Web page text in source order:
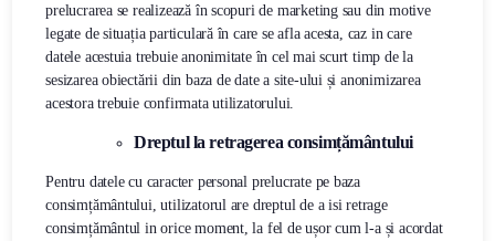
prelucrarea se realizează în scopuri de marketing sau din motive
legate de situația particulară în care se afla acesta, caz in care
datele acestuia trebuie anonimitate în cel mai scurt timp de la
sesizarea obiectării din baza de date a site-ului și anonimizarea
acestora trebuie confirmata utilizatorului.
Dreptul la retragerea consimțământului
Pentru datele cu caracter personal prelucrate pe baza
consimțământului, utilizatorul are dreptul de a isi retrage
consimțământul in orice moment, la fel de ușor cum l-a și acordat